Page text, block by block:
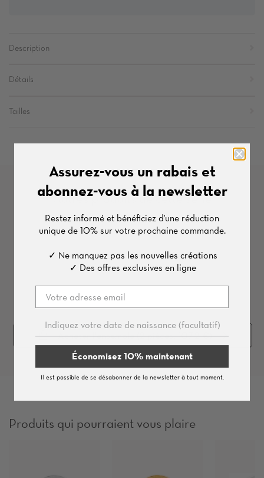
Description
Détails
Tailles
Autres produits de cette série
Acheter l'ensemble (2pièces, 107.2 €)
Produits qui pourraient vous plaire
Assurez-vous un rabais et
abonnez-vous à la newsletter
Restez informé et bénéficiez d'une réduction
unique de 10%sur votre prochaine commande.
✓ Ne manquez pas les nouvelles créations
✓ Des offres exclusives en ligne
Économisez 10% maintenant
Il est possible de se désabonner de la newsletter à tout moment.